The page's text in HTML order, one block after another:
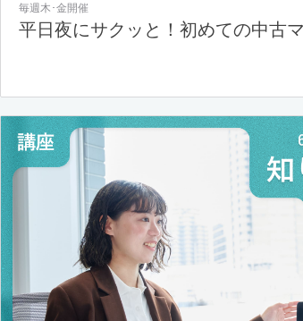
毎週木･金開催
平日夜にサクッと！初めての中古